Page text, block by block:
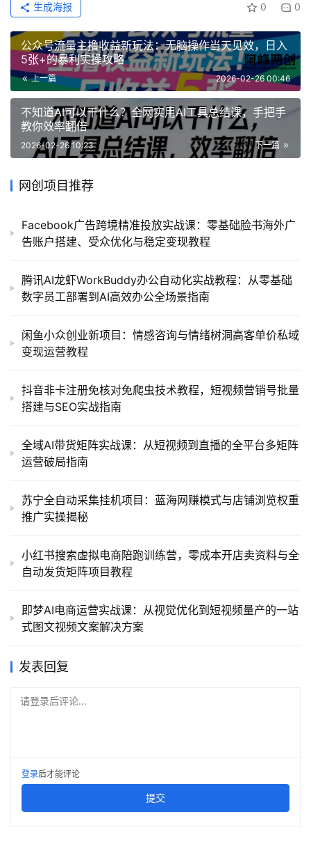
0 0
生成海报
公众号流量主撸收益新玩法：无脑操作当天见效，日入
5张+的暴利实操攻略
上一篇 2026-02-26 00:46
不知道AI可以干什么？全网实用AI工具总结课，手把手
教你效率翻倍
下一篇
2026-02-26 10:23
网创项目推荐
Facebook广告跨境精准投放实战课：零基础脸书海外广
告账户搭建、受众优化与稳定变现教程
腾讯AI龙虾WorkBuddy办公自动化实战教程：从零基础
数字员工部署到AI高效办公全场景指南
闲鱼小众创业新项目：情感咨询与情绪树洞高客单价私域
变现运营教程
抖音非卡注册免核对免爬虫技术教程，短视频营销号批量
搭建与SEO实战指南
全域AI带货矩阵实战课：从短视频到直播的全平台多矩阵
运营破局指南
苏宁全自动采集挂机项目：蓝海网赚模式与店铺浏览权重
推广实操揭秘
小红书搜索虚拟电商陪跑训练营，零成本开店卖资料与全
自动发货矩阵项目教程
即梦AI电商运营实战课：从视觉优化到短视频量产的一站
式图文视频文案解决方案
发表回复
请登录后评论...
登录后才能评论
提交